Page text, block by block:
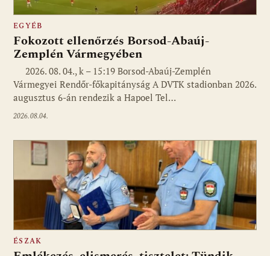
EGYÉB
Fokozott ellenőrzés Borsod-Abaúj-
Zemplén Vármegyében
2026. 08. 04., k – 15:19 Borsod-Abaúj-Zemplén
Vármegyei Rendőr-főkapitányság A DVTK stadionban 2026.
augusztus 6-án rendezik a Hapoel Tel…
2026.08.04.
ÉSZAK